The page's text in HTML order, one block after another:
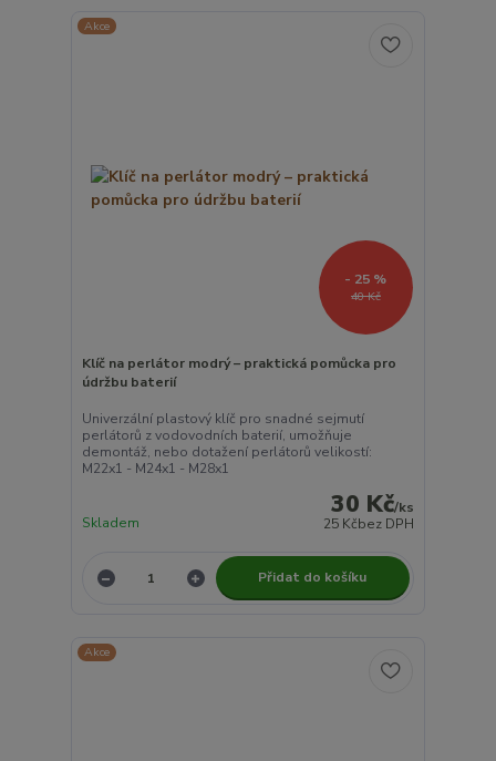
Akce
40 Kč
- 25 %
Klíč na perlátor modrý – praktická pomůcka pro
údržbu baterií
Univerzální plastový klíč pro snadné sejmutí
perlátorů z vodovodních baterií, umožňuje
demontáž, nebo dotažení perlátorů velikostí:
M22x1 - M24x1 - M28x1
30 Kč/ks
25 Kčbez DPH
Skladem
Přidat do košíku
Akce